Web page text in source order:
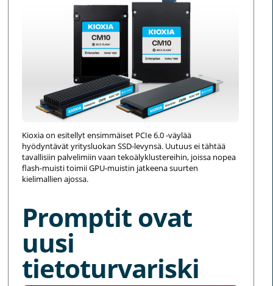
Kioxia on esitellyt ensimmäiset PCIe 6.0 -väylää
hyödyntävät yritysluokan SSD-levynsä. Uutuus ei tähtää
tavallisiin palvelimiin vaan tekoälyklustereihin, joissa nopea
flash-muisti toimii GPU-muistin jatkeena suurten
kielimallien ajossa.
Promptit ovat
uusi
tietoturvariski